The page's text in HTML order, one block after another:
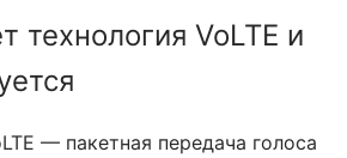
технология VoLTE и
— пакетная передача голоса